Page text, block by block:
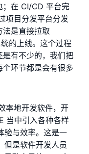
；在 CI/CD 平台完
项目分发平台分发
法是直接拉取
的上线。这个过程
有不少的，我们把
环节都是会有很多
率地开发软件，开
当中引入各种各样
验与效率。这是一
但是软件开发人员